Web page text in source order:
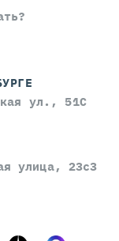
ул., 51С
улица, 23с3